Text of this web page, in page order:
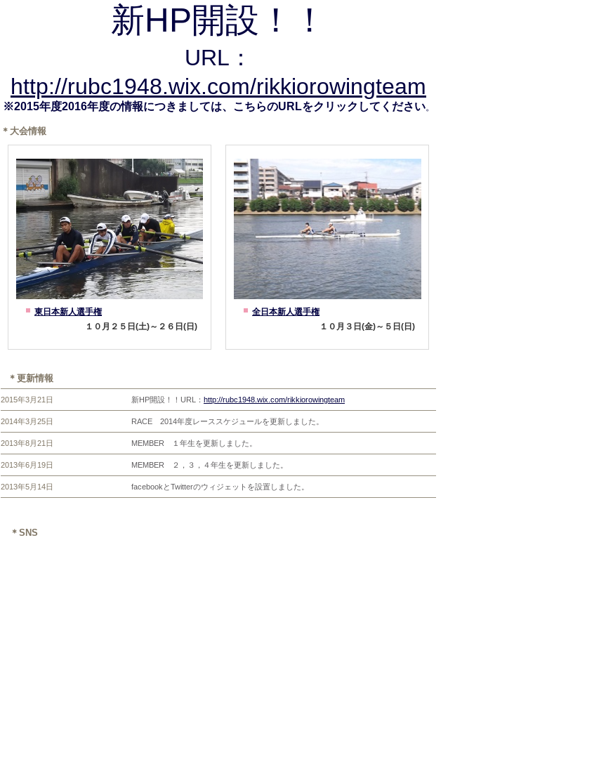
新HP開設！！
URL：
http://rubc1948.wix.com/rikkiorowingteam
※2015年度2016年度の情報につきましては、こちらのURLをクリックしてください。
＊大会情報
東日本新人選手権
１０月２５日(土)～２６日(日)
全日本新人選手権
１０月３日(金)～５日(日)
＊更新情報
2015年3月21日 新HP開設！！URL： http://rubc1948.wix.com/rikkiorowingteam
2014年3月25日 RACE 2014年度レーススケジュールを更新しました。
2013年8月21日 MEMBER １年生を更新しました。
2013年6月19日 MEMBER ２，３，４年生を更新しました。
2013年5月14日 facebookとTwitterのウィジェットを設置しました。
＊SNS